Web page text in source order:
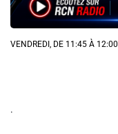
Info routes
Alerte Méduses 06
VENDREDI, DE 11:45 À 12:00
.